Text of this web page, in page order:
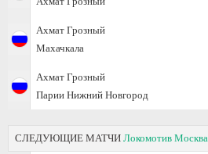
Ахмат Грозный
Махачкала
Ахмат Грозный
Парии Нижний Новгород
СЛЕДУЮЩИЕ МАТЧИ Локомотив Москва